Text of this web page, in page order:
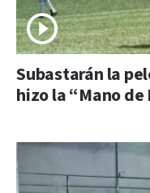
Subastarán la
hizo la “Mano de